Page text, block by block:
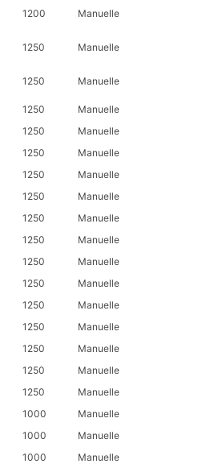
1200 Manuelle
1250 Manuelle
1250 Manuelle
1250
Manuelle
1250
Manuelle
1250
Manuelle
1250
Manuelle
1250
Manuelle
1250
Manuelle
1250
Manuelle
1250
Manuelle
1250
Manuelle
1250
Manuelle
1250
Manuelle
1250
Manuelle
1250
Manuelle
1250
Manuelle
1000
Manuelle
1000
Manuelle
1000
Manuelle